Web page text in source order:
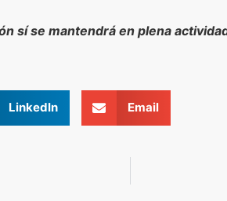
sí se mantendrá en plena
LinkedIn Email